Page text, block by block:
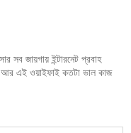
সব জায়গায় ইন্টারনেট প্রবাহ
আর এই ওয়াইফাই কতটা ভাল কাজ